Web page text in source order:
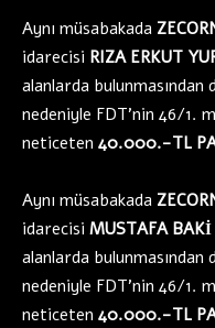
Aynı müsabakada
idarecisi RIZA ERKUT
alanlarda bulunmasından
nedeniyle FDT’nin 46/1.
neticeten 40.000.-TL
Aynı müsabakada
idarecisi MUSTAFA BAKİ
alanlarda bulunmasından
nedeniyle FDT’nin 46/1.
neticeten 40.000.-TL